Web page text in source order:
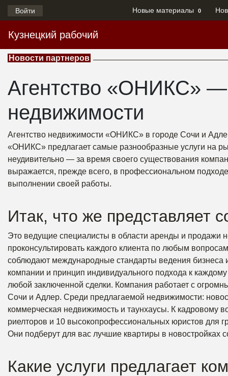
Войти Новые материалы 0
Кузнецкий рабочий
Новости партнеров
Агентство «ОНИКС» —
недвижимости
Агентство недвижимости «ОНИКС» в городе Сочи и
«ОНИКС» предлагает самые разнообразные услуги на
неудивительно — за время своего существования
выражается, прежде всего, в профессиональном
выполнении своей работы.
Итак, что же
Это ведущие специалисты в области аренды и продажи
проконсультировать каждого клиента по любым
соблюдают международные стандарты ведения бизнеса
компании и принцип индивидуального подхода к
любой заключенной сделки. Компания работает с
Сочи и Адлер. Среди предлагаемой недвижимости:
коммерческая недвижимость и таунхаусы. К кадровому
риелторов и 10 высокопрофессиональных юристов для
Они подберут для вас лучшие квартиры в новостройках
Какие услуги предлагает